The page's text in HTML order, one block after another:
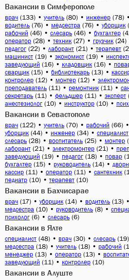
Вакансии в Симферополе
врач (133) • учитель (80) • инженер (78) •
водитель (76) • медсестра (76) • уборщик
рабочий (46) • слесарь (46) • бухгалтер
оператор (28) • техник (27) • грузчик (24)
педагог (22) • лаборант (21) • терапевт
машинист (19) • экономист (19) •
заведующий (16) • кладовщик (16) •
сварщик (15) • библиотекарь (13) •
контролер (12) • монтер (12) •
преподаватель (11) • ремонтник (11) •
секретарь (11) • фельдшер (11) • эксперт
анестезиолог (10) • инструктор (10) •
Вакансии в Севастополе
врач (122) • учитель (70) • рабочий (66) •
уборщик (44) • инженер (34) • специалист
слесарь (28) • воспитатель (25) • монтер
лаборант (21) • электромонтер (21) •
заведующий (19) • педагог (18) • повар
бухгалтер (15) • руководитель (14) •
кассир (11) • оператор (11) • сантехник
педиатр (10) • терапевт (10)
Вакансии в Бахчисарае
врач (17) • уборщик (14) • водитель (13) •
медсестра (10) • руководитель (8) •
психолог (6) • слесарь (6)
Вакансии в Ялте
специалист (48) • врач (30) • слесарь (19)
медсестра (18) • учитель (18) • рабочий
менеджер (13) • оператор (13) •
заведующий (11) • контролер (10)
Вакансии в Алуште